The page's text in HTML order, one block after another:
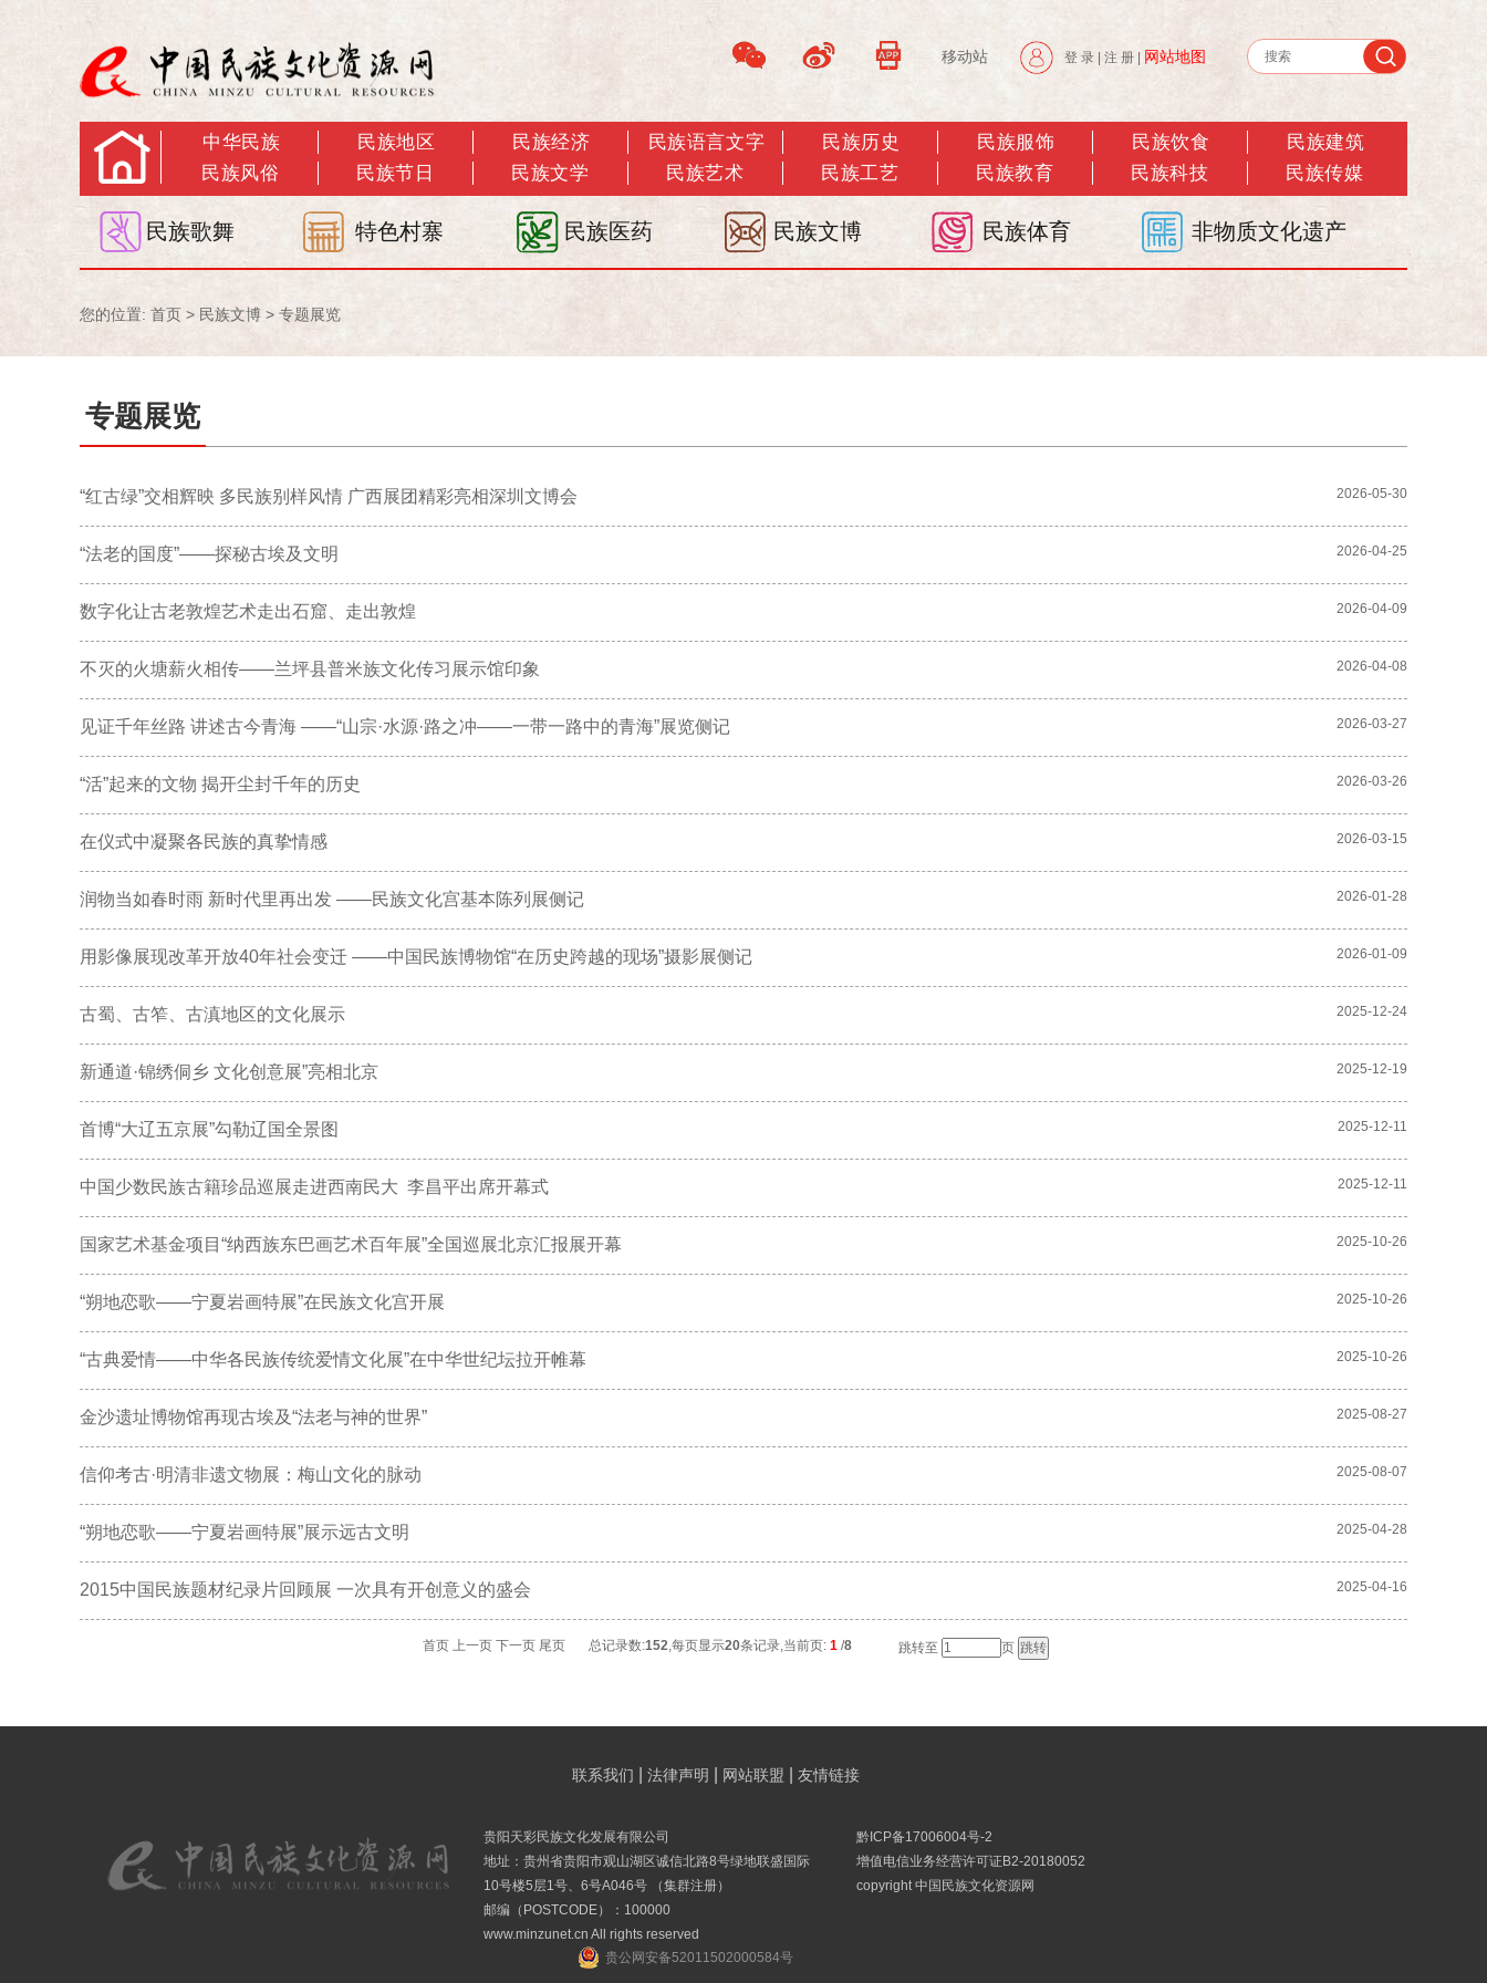
移动站 登 录 注 册 网站地图
中华民族 民族地区 民族经济 民族语言文字 民族历史 民族服饰 民族饮食
民族建筑
民族风俗
民族节日 民族文学 民族艺术 民族工艺 民族教育 民族科技 民族传媒
民族歌舞 特色村寨 民族医药 民族文博 民族体育 非物质文化遗产
您的位置: 首页 > 民族文博 > 专题展览
专题展览
“红古绿”交相辉映 多民族别样风情 广西展团精彩亮相深圳文博会 2026-05-30
“法老的国度”——探秘古埃及文明 2026-04-25
数字化让古老敦煌艺术走出石窟、走出敦煌 2026-04-09
不灭的火塘薪火相传——兰坪县普米族文化传习展示馆印象 2026-04-08
见证千年丝路 讲述古今青海 ——“山宗·水源·路之冲——一带一路中的青海”展览侧记 2026-03-27
“活”起来的文物 揭开尘封千年的历史 2026-03-26
在仪式中凝聚各民族的真挚情感 2026-03-15
润物当如春时雨 新时代里再出发 ——民族文化宫基本陈列展侧记 2026-01-28
用影像展现改革开放40年社会变迁 ——中国民族博物馆“在历史跨越的现场”摄影展侧记 2026-01-09
古蜀、古笮、古滇地区的文化展示 2025-12-24
新通道·锦绣侗乡 文化创意展”亮相北京 2025-12-19
首博“大辽五京展”勾勒辽国全景图 2025-12-11
中国少数民族古籍珍品巡展走进西南民大 李昌平出席开幕式 2025-12-11
国家艺术基金项目“纳西族东巴画艺术百年展”全国巡展北京汇报展开幕 2025-10-26
“朔地恋歌——宁夏岩画特展”在民族文化宫开展 2025-10-26
“古典爱情——中华各民族传统爱情文化展”在中华世纪坛拉开帷幕 2025-10-26
金沙遗址博物馆再现古埃及“法老与神的世界” 2025-08-27
信仰考古·明清非遗文物展：梅山文化的脉动 2025-08-07
“朔地恋歌——宁夏岩画特展”展示远古文明 2025-04-28
2015中国民族题材纪录片回顾展 一次具有开创意义的盛会 2025-04-16
首页 上一页 下一页 尾页 总记录数:152,每页显示20条记录,当前页: 1 /8 跳转至 页
联系我们 法律声明 网站联盟 友情链接
贵阳天彩民族文化发展有限公司
地址：贵州省贵阳市观山湖区诚信北路8号绿地联盛国际
10号楼5层1号、6号A046号 （集群注册）
邮编（POSTCODE）：100000
www.minzunet.cn All rights reserved
黔ICP备17006004号-2
增值电信业务经营许可证B2-20180052
copyright 中国民族文化资源网
贵公网安备52011502000584号